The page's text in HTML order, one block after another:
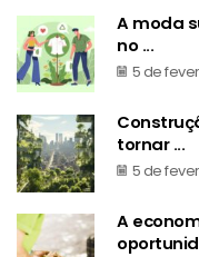
A moda
no ...
5 de
tornar ...
5 de
A